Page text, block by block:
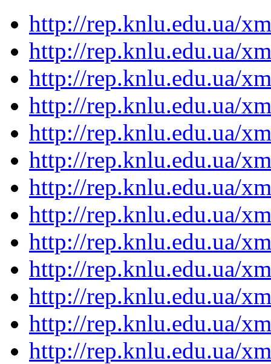
http://rep.knlu.edu.ua/
http://rep.knlu.edu.ua/
http://rep.knlu.edu.ua/
http://rep.knlu.edu.ua/
http://rep.knlu.edu.ua/
http://rep.knlu.edu.ua/
http://rep.knlu.edu.ua/
http://rep.knlu.edu.ua/
http://rep.knlu.edu.ua/
http://rep.knlu.edu.ua/
http://rep.knlu.edu.ua/
http://rep.knlu.edu.ua/
http://rep.knlu.edu.ua/